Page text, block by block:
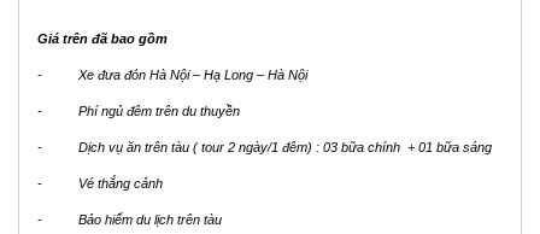
Giá trên đã bao gồm
- Xe đưa đón Hà Nội – Hạ Long – Hà Nội
- Phí ngủ đêm trên du thuyền
- Dịch vụ ăn trên tàu ( tour 2 ngày/1 đêm) : 03 bữa chính + 01 bữa sáng
- Vé thắng cảnh
- Bảo hiểm du lịch trên tàu